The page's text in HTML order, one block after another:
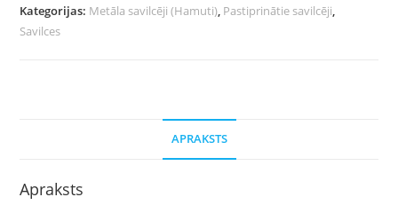
Kategorijas: Metāla savilcēji (Hamuti), Pastiprinātie savilcēji,
Savilces
APRAKSTS
Apraksts